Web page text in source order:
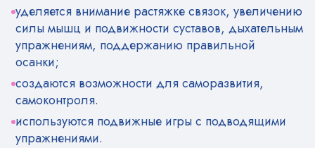
уделяется внимание растяжке связок, увеличению
силы мышц и подвижности суставов, дыхательным
упражнениям, поддержанию правильной
осанки;
создаются возможности для саморазвития,
самоконтроля.
используются подвижные игры с подводящими
упражнениями.